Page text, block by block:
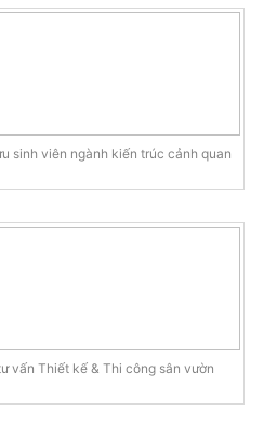
sinh viên ngành kiến trúc cảnh quan
vấn Thiết kế & Thi công sân vườn